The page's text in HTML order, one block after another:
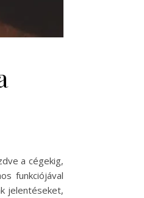
a cégekig,
funkciójával
jelentéseket,